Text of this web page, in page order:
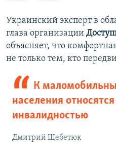
д
ы
д
у
д
у
ю
щ
й
л
а
Украинский эксперт в
глава организации
объясняет, что
не только тем, кто
К
населения
инвалидностью
Дмитрий Щебетюк